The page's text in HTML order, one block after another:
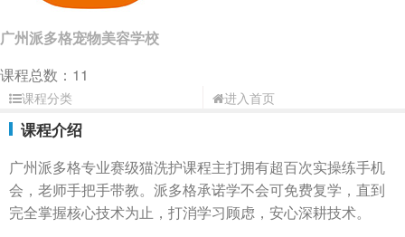
广州派多格宠物美容学校
课程总数：11
课程分类 进入首页
课程介绍
广州派多格专业赛级猫洗护课程主打拥有超百次实操练手机
会，老师手把手带教。派多格承诺学不会可免费复学，直到
完全掌握核心技术为止，打消学习顾虑，安心深耕技术。